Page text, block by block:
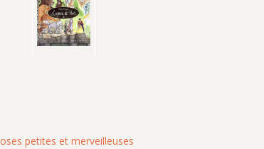
petites et merveilleuses